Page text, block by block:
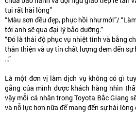
tui rất hài lòng”
“Màu sơn đều đẹp, phục hồi như mới”/
tới anh sẽ qua đại lý bảo dưỡng.”
“Đó là thái độ phục vụ nhiệt tình và bằng
thân thiện và uy tín chất lượng đem đến
…”
Là một đơn vị làm dịch vụ không có gì
gắng của mình được khách hàng nhìn
vậy mỗi cá nhân trong Toyota Bắc Giang
và nỗ lực hơn nữa để mang đến sự hài